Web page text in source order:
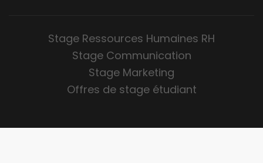
Stage Ressources Humaines RH
Stage Communication
Stage Marketing
Offres de stage étudiant